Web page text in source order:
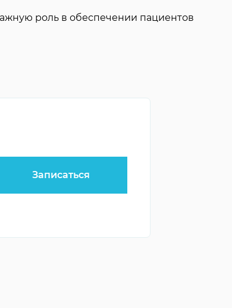
роль в обеспечении пациентов